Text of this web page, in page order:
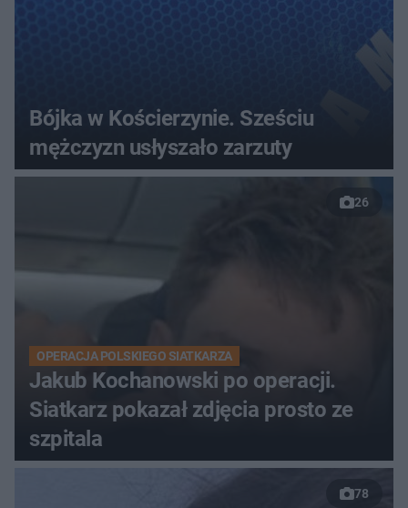
Bójka w Kościerzynie. Sześciu
mężczyzn usłyszało zarzuty
26
OPERACJA POLSKIEGO SIATKARZA
Jakub Kochanowski po operacji.
Siatkarz pokazał zdjęcia prosto ze
szpitala
78